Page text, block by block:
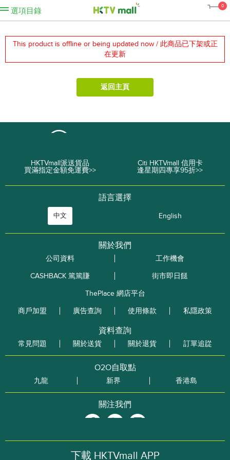
選項目錄
0
This product is offline or being updated now / 此商品已下架或正
在更新
返回主頁
HKTVmall派送貨品
買滿指定金額免運費>>
Citi HKTVmall 信用卡
逢星期四專享95折>>
語言選擇
中文 English
關於我們
公司資料
工作機會
CASHBACK 篤篤賺
街市即日餸
ThePlace 網店平台
商戶加盟
廣告查詢 使用條款 私隱政策
資料查詢
常見問題 關於送貨 關於退貨 訂單追踨
O2O自取點
九龍 新界 香港島
關注我們
下載 HKTVmall APP